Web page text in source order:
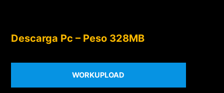
Descarga Pc – Peso 328MB
WORKUPLOAD